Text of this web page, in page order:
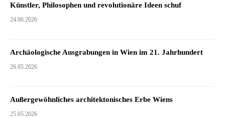
Künstler, Philosophen und revolutionäre Ideen schuf
24.06.2026
Archäologische Ausgrabungen in Wien im 21. Jahrhundert
26.05.2026
Außergewöhnliches architektonisches Erbe Wiens
25.05.2026